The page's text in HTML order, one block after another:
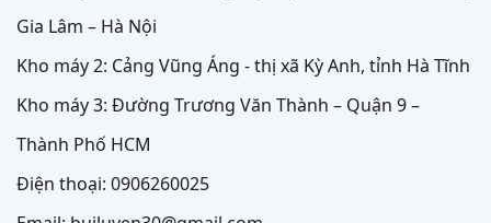
Gia Lâm – Hà Nội
Kho máy 2: Cảng Vũng Áng - thị xã Kỳ Anh, tỉnh Hà Tĩnh
Kho máy 3: Đường Trương Văn Thành – Quận 9 –
Thành Phố HCM
Điện thoại: 0906260025